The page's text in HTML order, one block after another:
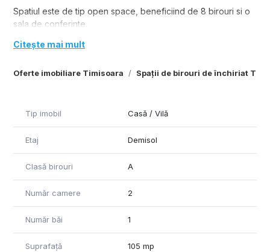
Oferte imobiliare Timisoara Spații de birouri de închiriat
Spatiul este de tip open space, beneficiind de 8 birouri si o
sala de conferinte.
rezultand un confort termic sporit.
Citește mai mult
Tip imobil Casă / Vilă
Etaj Demisol
Clasă birouri A
Număr camere 2
Număr băi 1
Suprafață
105 mp